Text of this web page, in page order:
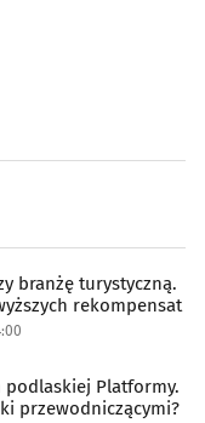
branżę turystyczną.
rekompensat
Platformy.
przewodniczącymi?